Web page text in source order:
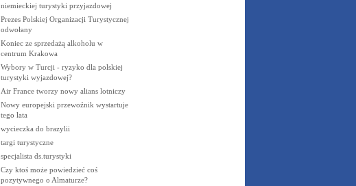
niemieckiej turystyki przyjazdowej
Prezes Polskiej Organizacji Turystycznej
odwołany
Koniec ze sprzedażą alkoholu w
centrum Krakowa
Wybory w Turcji - ryzyko dla polskiej
turystyki wyjazdowej?
Air France tworzy nowy alians lotniczy
Nowy europejski przewoźnik wystartuje
tego lata
wycieczka do brazylii
targi turystyczne
specjalista ds.turystyki
Czy ktoś może powiedzieć coś
pozytywnego o Almaturze?